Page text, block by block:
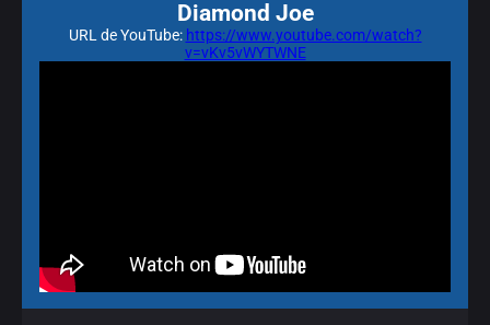
Diamond Joe
URL de YouTube: https://www.youtube.com/watch?
v=vKv5vWYTWNE